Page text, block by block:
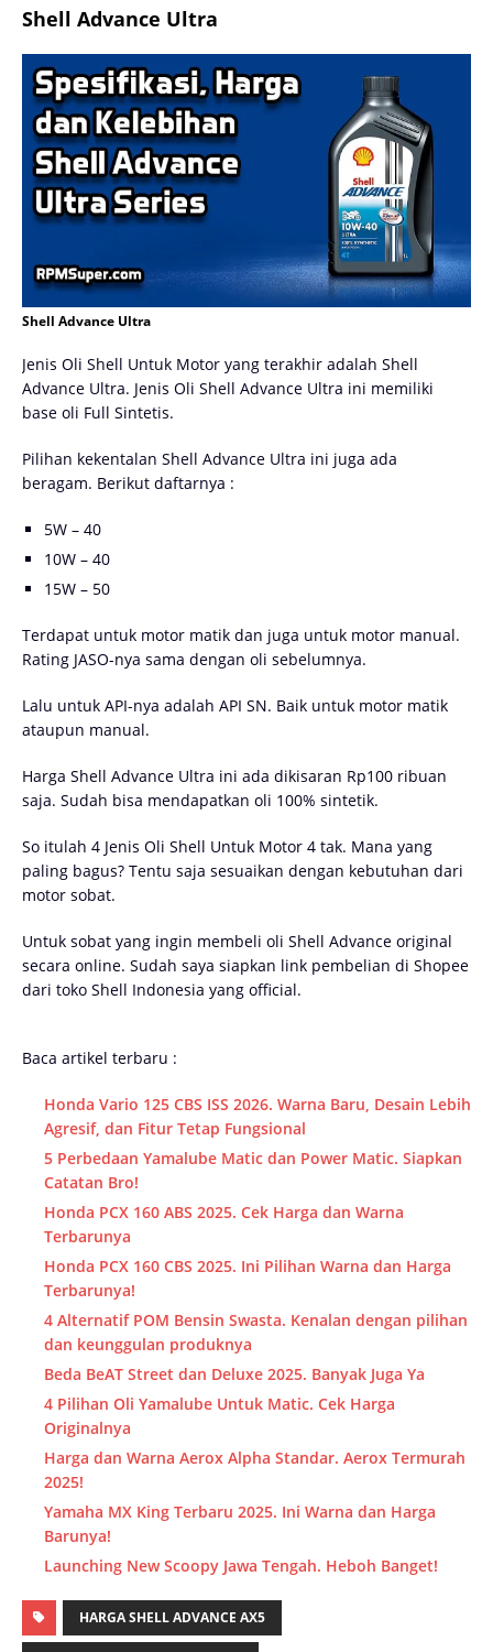
Shell Advance Ultra
Shell Advance Ultra
Jenis Oli Shell Untuk Motor yang terakhir adalah Shell
Advance Ultra. Jenis Oli Shell Advance Ultra ini memiliki
base oli Full Sintetis.
Pilihan kekentalan Shell Advance Ultra ini juga ada
beragam. Berikut daftarnya :
5W – 40
10W – 40
15W – 50
Terdapat untuk motor matik dan juga untuk motor manual.
Rating JASO-nya sama dengan oli sebelumnya.
Lalu untuk API-nya adalah API SN. Baik untuk motor matik
ataupun manual.
Harga Shell Advance Ultra ini ada dikisaran Rp100 ribuan
saja. Sudah bisa mendapatkan oli 100% sintetik.
So itulah 4 Jenis Oli Shell Untuk Motor 4 tak. Mana yang
paling bagus? Tentu saja sesuaikan dengan kebutuhan dari
motor sobat.
Untuk sobat yang ingin membeli oli Shell Advance original
secara online. Sudah saya siapkan link pembelian di Shopee
dari toko Shell Indonesia yang official.
Baca artikel terbaru :
Honda Vario 125 CBS ISS 2026. Warna Baru, Desain Lebih
Agresif, dan Fitur Tetap Fungsional
5 Perbedaan Yamalube Matic dan Power Matic. Siapkan
Catatan Bro!
Honda PCX 160 ABS 2025. Cek Harga dan Warna
Terbarunya
Honda PCX 160 CBS 2025. Ini Pilihan Warna dan Harga
Terbarunya!
4 Alternatif POM Bensin Swasta. Kenalan dengan pilihan
dan keunggulan produknya
Beda BeAT Street dan Deluxe 2025. Banyak Juga Ya
4 Pilihan Oli Yamalube Untuk Matic. Cek Harga
Originalnya
Harga dan Warna Aerox Alpha Standar. Aerox Termurah
2025!
Yamaha MX King Terbaru 2025. Ini Warna dan Harga
Barunya!
Launching New Scoopy Jawa Tengah. Heboh Banget!
HARGA SHELL ADVANCE AX5